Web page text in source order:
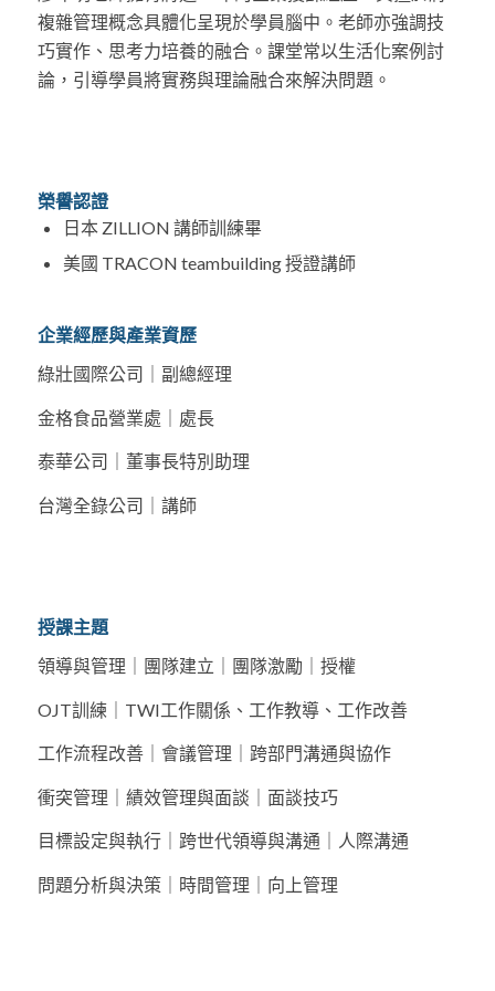
複雜管理概念具體化呈現於學員腦中。老師亦強調技
巧實作、思考力培養的融合。課堂常以生活化案例討
論，引導學員將實務與理論融合來解決問題。
榮譽認證
日本 ZILLION 講師訓練畢
美國 TRACON teambuilding 授證講師
企業經歷與產業資歷
綠壯國際公司｜副總經理
金格食品營業處｜處長
泰華公司｜董事長特別助理
台灣全錄公司｜講師
授課主題
領導與管理｜團隊建立｜團隊激勵｜授權
OJT訓練｜TWI工作關係、工作教導、工作改善
工作流程改善｜會議管理｜跨部門溝通與協作
衝突管理｜績效管理與面談｜面談技巧
目標設定與執行｜跨世代領導與溝通｜人際溝通
問題分析與決策｜時間管理｜向上管理